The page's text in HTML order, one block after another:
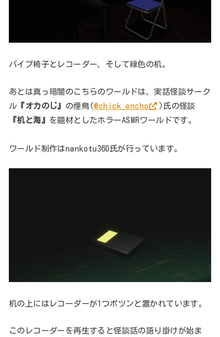
パイプ椅子とレコーダー、そして緑色の机。
あとは真っ暗闇のこちらのワールドは、実話怪談サーク
ル 『オカのじ』 の煙鳥(@chick_encho
)氏の怪談
『机と海』 を題材としたホラーASMRワールドです。
ワールド制作はnankotu360氏が行っています。
机の上にはレコーダーが1つポツンと置かれています。
このレコーダーを再生すると怪談話の語り掛けが始ま